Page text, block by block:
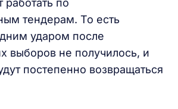
работать по
тендерам. То есть
ударом после
выборов не получилось, и
постепенно возвращаться